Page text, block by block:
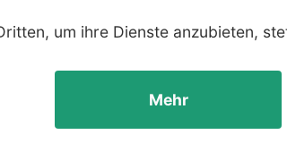
Produkte und Logos sind eingetragene
Hersteller.
© 2008 - 2026 Toys for Fun GmbH - Alle